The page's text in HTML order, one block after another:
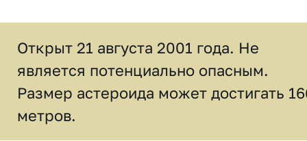
Открыт 21 августа 2001 года. Не
является потенциально опасным.
Размер астероида может достигать
метров.